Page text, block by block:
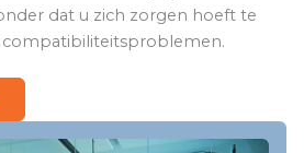
dat u zich zorgen hoeft te
compatibiliteitsproblemen.